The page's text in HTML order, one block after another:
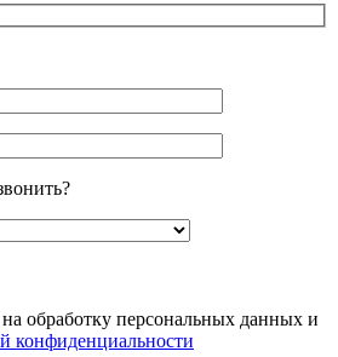
обработку персональных данных и
конфиденциальности